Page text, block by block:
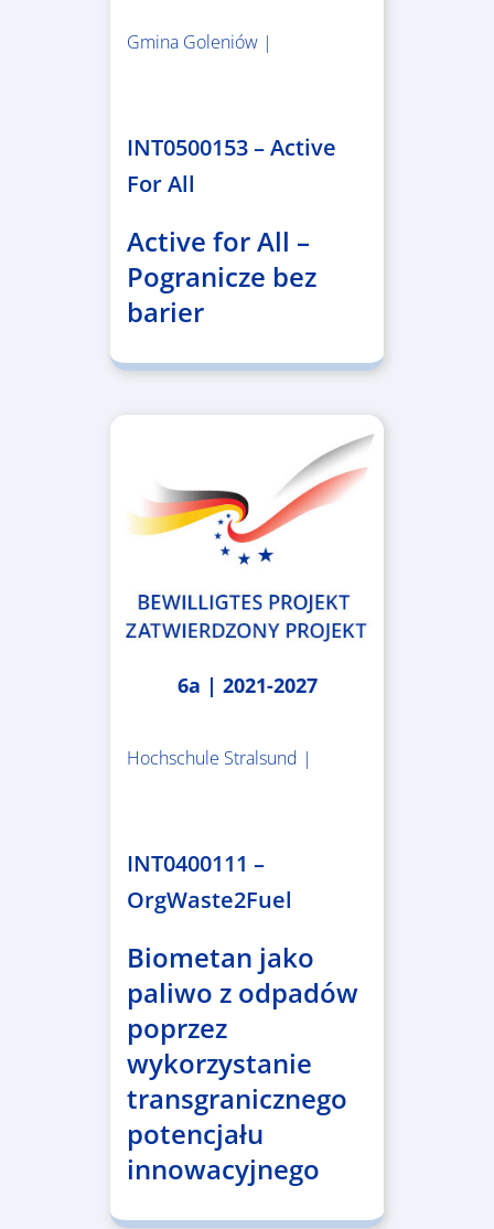
Gmina Goleniów |
INT0500153 – Active
For All
Active for All –
Pogranicze bez
barier
6a | 2021-2027
Hochschule Stralsund |
INT0400111 –
OrgWaste2Fuel
Biometan jako
paliwo z odpadów
poprzez
wykorzystanie
transgranicznego
potencjału
innowacyjnego